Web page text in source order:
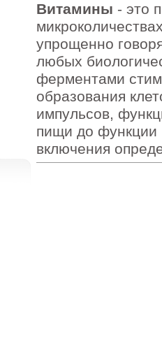
Витамины - это
упрощенно
любых
ферментами
образования
импульсов,
пищи до функции
включения